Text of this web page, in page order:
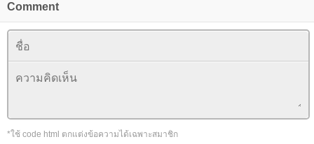
Comment
*ใช้ code html ตกแต่งข้อความได้เฉพาะสมาชิก